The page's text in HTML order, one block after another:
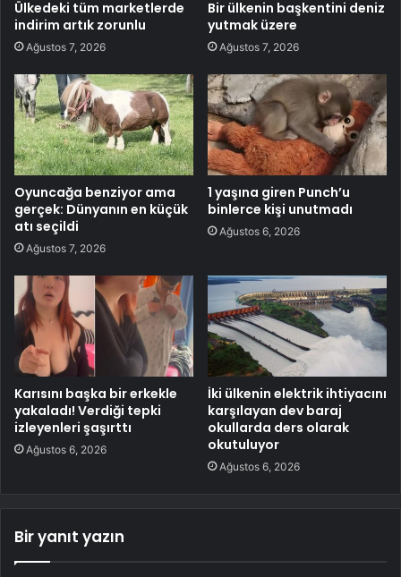
Ülkedeki tüm marketlerde
indirim artık zorunlu
Ağustos 7, 2026
Bir ülkenin başkentini deniz
yutmak üzere
Ağustos 7, 2026
Oyuncağa benziyor ama
gerçek: Dünyanın en küçük
atı seçildi
Ağustos 7, 2026
1 yaşına giren Punch’u
binlerce kişi unutmadı
Ağustos 6, 2026
Karısını başka bir erkekle
yakaladı! Verdiği tepki
izleyenleri şaşırttı
Ağustos 6, 2026
İki ülkenin elektrik ihtiyacını
karşılayan dev baraj
okullarda ders olarak
okutuluyor
Ağustos 6, 2026
Bir yanıt yazın